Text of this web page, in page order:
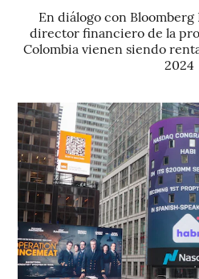
En diálogo con
director financiero de la
Colombia vienen siendo
2024